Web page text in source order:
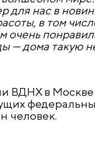
нас в
в том
очень
— дома такую
ВДНХ в Москве
человек.